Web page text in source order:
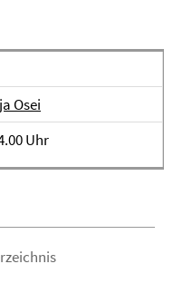
Osei
Uhr